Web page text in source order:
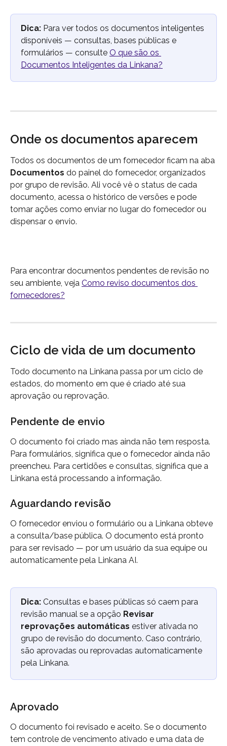
Dica: Para ver todos os documentos inteligentes
disponíveis — consultas, bases públicas e
formulários — consulte O que são os
Documentos Inteligentes da Linkana?
Onde os documentos aparecem
Todos os documentos de um fornecedor ficam na aba
Documentos do painel do fornecedor, organizados
por grupo de revisão. Ali você vê o status de cada
documento, acessa o histórico de versões e pode
tomar ações como enviar no lugar do fornecedor ou
dispensar o envio.
Para encontrar documentos pendentes de revisão no
seu ambiente, veja Como reviso documentos dos
fornecedores?
Ciclo de vida de um documento
Todo documento na Linkana passa por um ciclo de
estados, do momento em que é criado até sua
aprovação ou reprovação.
Pendente de envio
O documento foi criado mas ainda não tem resposta.
Para formulários, significa que o fornecedor ainda não
preencheu. Para certidões e consultas, significa que a
Linkana está processando a informação.
Aguardando revisão
O fornecedor enviou o formulário ou a Linkana obteve
a consulta/base pública. O documento está pronto
para ser revisado — por um usuário da sua equipe ou
automaticamente pela Linkana AI.
Dica: Consultas e bases públicas só caem para
revisão manual se a opção Revisar
reprovações automáticas estiver ativada no
grupo de revisão do documento. Caso contrário,
são aprovadas ou reprovadas automaticamente
pela Linkana.
Aprovado
O documento foi revisado e aceito. Se o documento
tem controle de vencimento ativado e uma data de